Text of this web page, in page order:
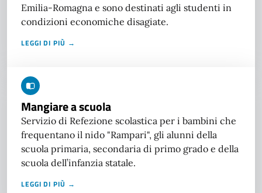
Emilia-Romagna e sono destinati agli studenti in
condizioni economiche disagiate.
LEGGI DI PIÙ →
Mangiare a scuola
Servizio di Refezione scolastica per i bambini che
frequentano il nido "Rampari", gli alunni della
scuola primaria, secondaria di primo grado e della
scuola dell’infanzia statale.
LEGGI DI PIÙ →